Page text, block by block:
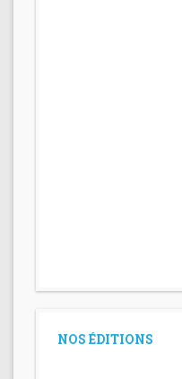
NOS ÉDITIONS